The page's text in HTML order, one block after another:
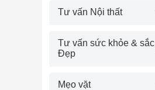
Tư vấn Nội thất
Tư vấn sức khỏe & sắc
Đẹp
Mẹo vặt